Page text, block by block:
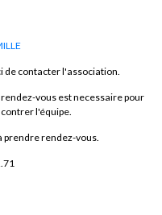
de contacter l'association.
vous est necessaire pour
l'équipe.
prendre rendez-vous.